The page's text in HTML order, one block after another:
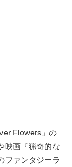
Flowers」の
映画『猟奇的な
ファンタジーラ